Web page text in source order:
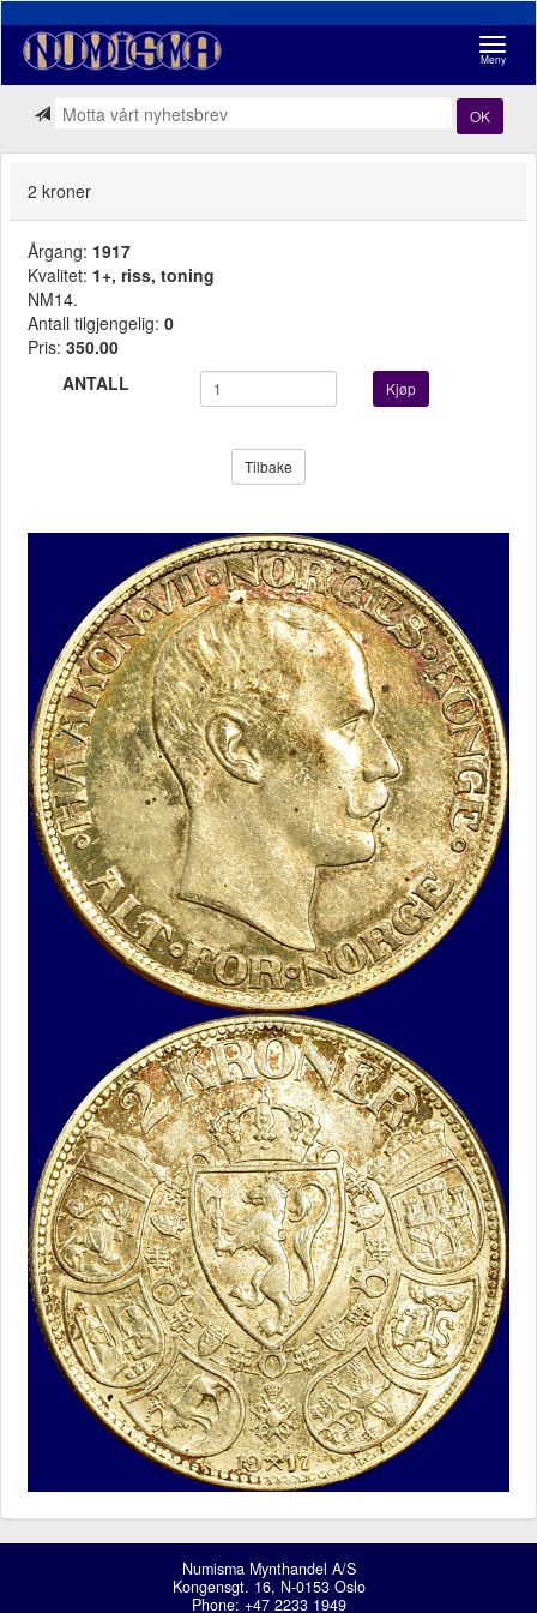
Meny
OK
2 kroner
Årgang: 1917
Kvalitet: 1+, riss, toning
NM14.
Antall tilgjengelig: 0
Pris: 350.00
ANTALL
Kjøp
Tilbake
Numisma Mynthandel A/S
Kongensgt. 16, N-0153 Oslo
Phone: +47 2233 1949